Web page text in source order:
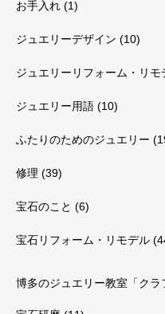
お手入れ (1)
ジュエリーデザイン (10)
ジュエリーリフォーム・リモ
ジュエリー用語 (10)
ふたりのためのジュエリー
修理 (39)
宝石のこと (6)
宝石リフォーム・リモデル
博多のジュエリー教室「クラ